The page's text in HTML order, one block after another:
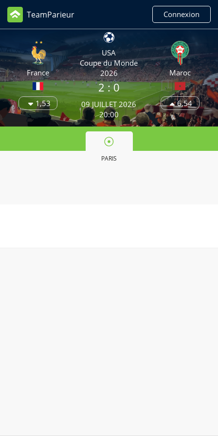
TeamParieur Connexion
France
1,53
USA
Coupe du Monde
2026
2 : 0
09 JUILLET 2026
20:00
Maroc
6,54
PARIS